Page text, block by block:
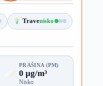
Travenisko
PRAŠINA (PM)
0 µg/m³
Nisko